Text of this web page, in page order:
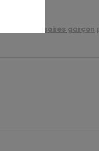
accessoires garçon